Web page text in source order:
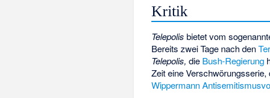
Kritik
Telepolis bietet vom
Bereits zwei Tage nach den
Telepolis, die Bush-Regierung
Zeit eine
Wippermann